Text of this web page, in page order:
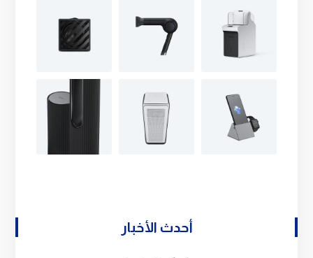
أحدث الأخبار